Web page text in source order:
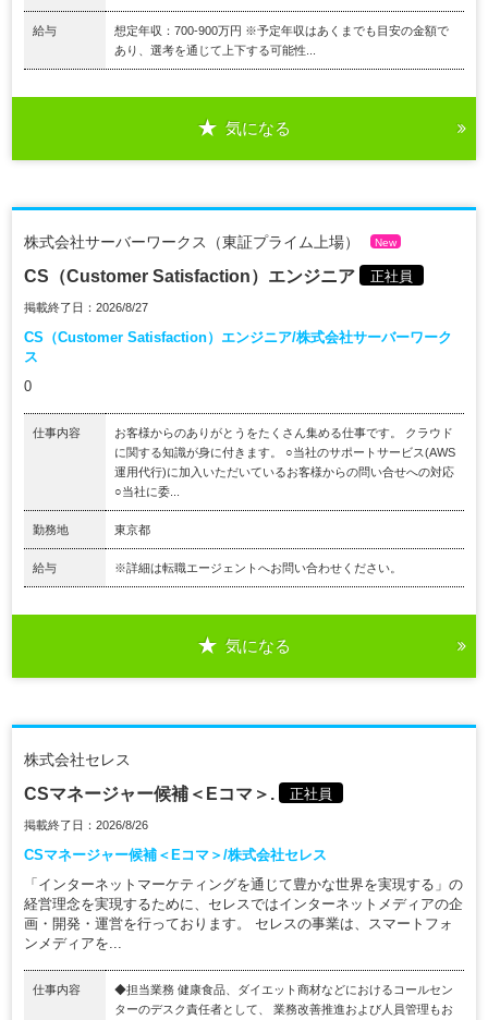
給与
想定年収：700-900万円 ※予定年収はあくまでも目安の金額で
あり、選考を通じて上下する可能性...
気になる
株式会社サーバーワークス（東証プライム上場） New
CS（Customer Satisfaction）エンジニア 正社員
掲載終了日：2026/8/27
CS（Customer Satisfaction）エンジニア/株式会社サーバーワーク
ス
0
仕事内容
お客様からのありがとうをたくさん集める仕事です。 クラウド
に関する知識が身に付きます。 ○当社のサポートサービス(AWS
運用代行)に加入いただいているお客様からの問い合せへの対応
○当社に委...
勤務地 東京都
給与 ※詳細は転職エージェントへお問い合わせください。
気になる
株式会社セレス
CSマネージャー候補＜Eコマ＞. 正社員
掲載終了日：2026/8/26
CSマネージャー候補＜Eコマ＞/株式会社セレス
「インターネットマーケティングを通じて豊かな世界を実現する」の
経営理念を実現するために、セレスではインターネットメディアの企
画・開発・運営を行っております。 セレスの事業は、スマートフォ
ンメディアを...
仕事内容
◆担当業務 健康食品、ダイエット商材などにおけるコールセン
ターのデスク責任者として、 業務改善推進および人員管理もお